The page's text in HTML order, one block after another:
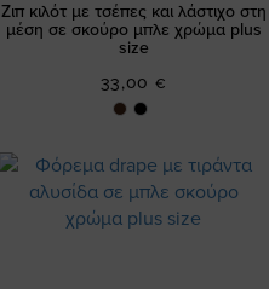
Ζιπ κιλότ με τσέπες και λάστιχο στη
μέση σε σκούρο μπλε χρώμα plus
size
33,00 €